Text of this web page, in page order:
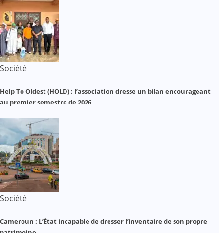
Société
Help To Oldest (HOLD) : l’association dresse un bilan encourageant
au premier semestre de 2026
Société
Cameroun : L’État incapable de dresser l’inventaire de son propre